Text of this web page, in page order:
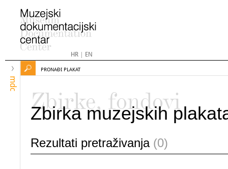
HR| EN
mdc
PRONAĐI PLAKAT
Zbirke, fondovi
Zbirka muzejskih
Rezultati pretraživanja (0)